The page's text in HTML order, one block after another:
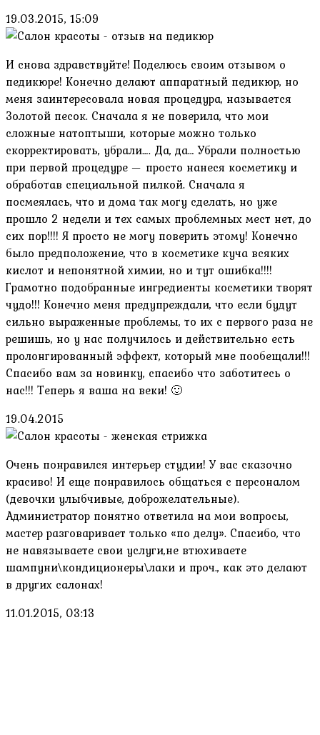
19.03.2015, 15:09
И снова здравствуйте! Поделюсь своим отзывом о
педикюре! Конечно делают аппаратный педикюр, но
меня заинтересовала новая процедура, называется
Золотой песок. Сначала я не поверила, что мои
сложные натоптыши, которые можно только
скорректировать, убрали…. Да, да… Убрали полностью
при первой процедуре — просто нанеся косметику и
обработав специальной пилкой. Сначала я
посмеялась, что и дома так могу сделать, но уже
прошло 2 недели и тех самых проблемных мест нет, до
сих пор!!!! Я просто не могу поверить этому! Конечно
было предположение, что в косметике куча всяких
кислот и непонятной химии, но и тут ошибка!!!!
Грамотно подобранные ингредиенты косметики творят
чудо!!! Конечно меня предупреждали, что если будут
сильно выраженные проблемы, то их с первого раза не
решишь, но у нас получилось и действительно есть
пролонгированный эффект, который мне пообещали!!!
Спасибо вам за новинку, спасибо что заботитесь о
нас!!! Теперь я ваша на веки! 🙂
19.04.2015
Очень понравился интерьер студии! У вас сказочно
красиво! И еще понравилось общаться с персоналом
(девочки улыбчивые, доброжелательные).
Администратор понятно ответила на мои вопросы,
мастер разговаривает только «по делу». Спасибо, что
не навязываете свои услуги,не втюхиваете
шампуни\кондиционеры\лаки и проч., как это делают
в других салонах!
11.01.2015, 03:13